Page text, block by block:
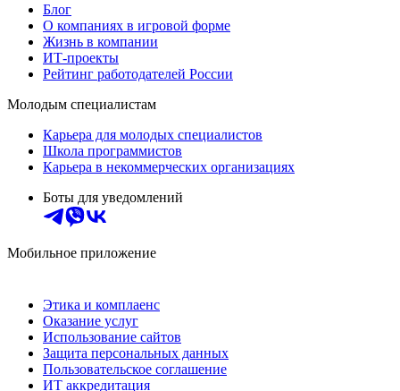
Блог
О компаниях в игровой форме
Жизнь в компании
ИТ-проекты
Рейтинг работодателей России
Молодым специалистам
Карьера для молодых специалистов
Школа программистов
Карьера в некоммерческих организациях
Боты для уведомлений
Мобильное приложение
Этика и комплаенс
Оказание услуг
Использование сайтов
Защита персональных данных
Пользовательское соглашение
ИТ аккредитация